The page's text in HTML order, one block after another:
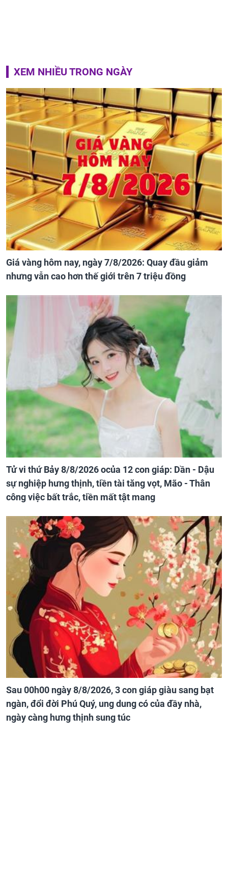
XEM NHIỀU TRONG NGÀY
Giá vàng hôm nay, ngày 7/8/2026: Quay đầu giảm
nhưng vẫn cao hơn thế giới trên 7 triệu đồng
Tử vi thứ Bảy 8/8/2026 ocủa 12 con giáp: Dần - Dậu
sự nghiệp hưng thịnh, tiền tài tăng vọt, Mão - Thân
công việc bất trắc, tiền mất tật mang
Sau 00h00 ngày 8/8/2026, 3 con giáp giàu sang bạt
ngàn, đổi đời Phú Quý, ung dung có của đầy nhà,
ngày càng hưng thịnh sung túc